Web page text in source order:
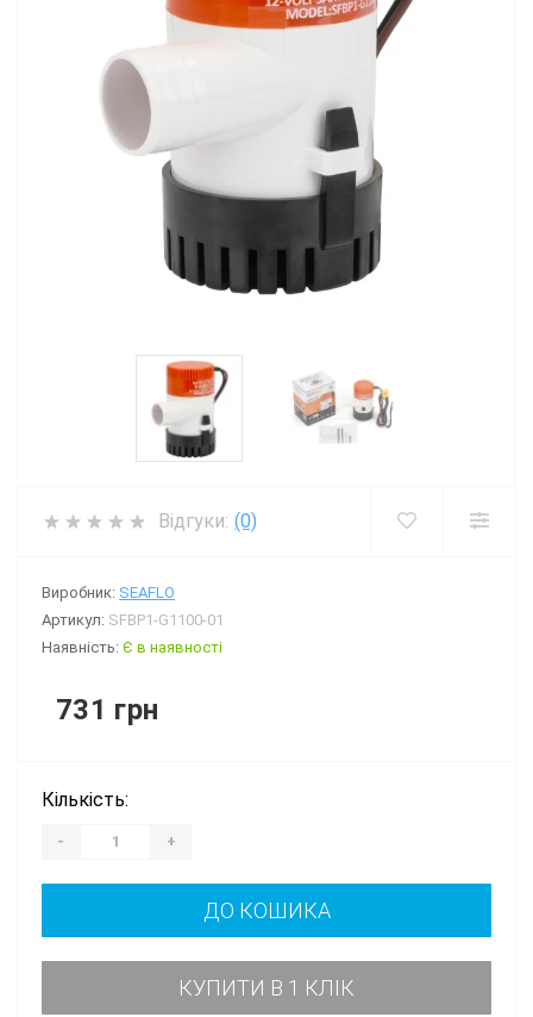
Відгуки: (0)
Виробник: SEAFLO
Артикул: SFBP1-G1100-01
Наявність: Є в наявності
731 грн
Кількість:
- +
ДО КОШИКА
КУПИТИ В 1 КЛІК